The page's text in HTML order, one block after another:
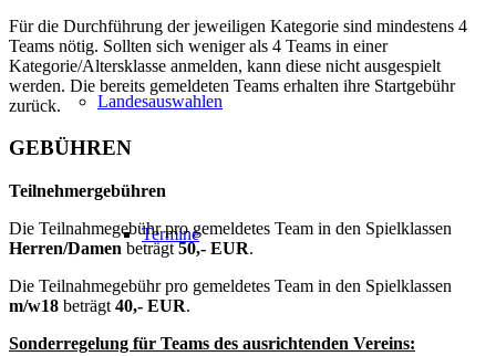
Landesauswahlen
Termine
Für die Durchführung der jeweiligen Kategorie sind mindestens 4
Teams nötig. Sollten sich weniger als 4 Teams in einer
Kategorie/Altersklasse anmelden, kann diese nicht ausgespielt
werden. Die bereits gemeldeten Teams erhalten ihre Startgebühr
zurück.
GEBÜHREN
Teilnehmergebühren
Die Teilnahmegebühr pro gemeldetes Team in den Spielklassen
Herren/Damen beträgt50,- EUR.
Die Teilnahmegebühr pro gemeldetes Team in den Spielklassen
m/w18 beträgt 40,- EUR.
Sonderregelung für Teams des ausrichtenden Vereins: